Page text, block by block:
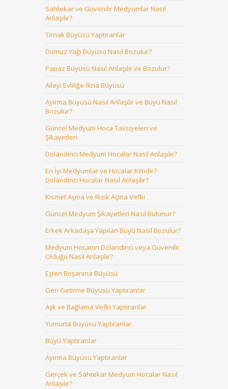
Sahtekar ve Güvenilir Medyumlar Nasıl
Anlaşılır?
Tırnak Büyüsü Yaptıranlar
Domuz Yağı Büyüsü Nasıl Bozulur?
Papaz Büyüsü Nasıl Anlaşılır ve Bozulur?
Aileyi Evliliğe İkna Büyüsü
Ayırma Büyüsü Nasıl Anlaşılır ve Büyü Nasıl
Bozulur?
Güncel Medyum Hoca Tavsiyeleri ve
Şikayetleri
Dolandırıcı Medyum Hocalar Nasıl Anlaşılır?
En İyi Medyumlar ve Hocalar Kimdir?
Dolandırıcı Hocalar Nasıl Anlaşılır?
Kısmet Açma ve Rızık Açma Vefki
Güncel Medyum Şikayetleri Nasıl Bulunur?
Erkek Arkadaşa Yapılan Büyü Nasıl Bozulur?
Medyum Hocanın Dolandırıcı veya Güvenilir
Olduğu Nasıl Anlaşılır?
Eşten Boşanma Büyüsü
Geri Getirme Büyüsü Yaptıranlar
Aşk ve Bağlama Vefki Yaptıranlar
Yumurta Büyüsü Yaptıranlar
Büyü Yaptıranlar
Ayırma Büyüsü Yaptıranlar
Gerçek ve Sahtekar Medyum Hocalar Nasıl
Anlaşılır?